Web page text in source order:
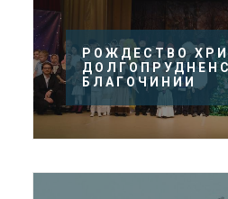
РОЖДЕСТВО
БЛАГОЧИНИИ